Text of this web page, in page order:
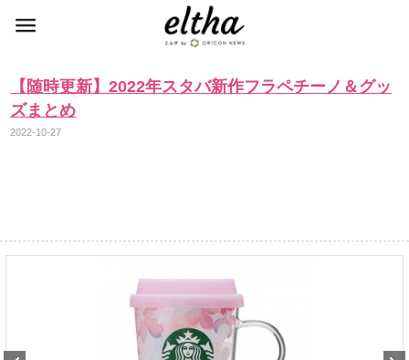
【随時更新】2022年スタバ新作フラペチーノ＆グッ
ズまとめ
2022-10-27